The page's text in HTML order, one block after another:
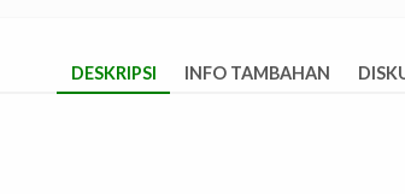
DESKRIPSI INFO TAMBAHAN